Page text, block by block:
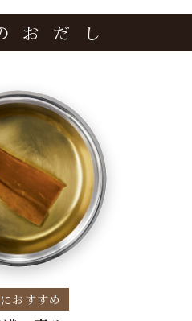
お だ し
おすすめ